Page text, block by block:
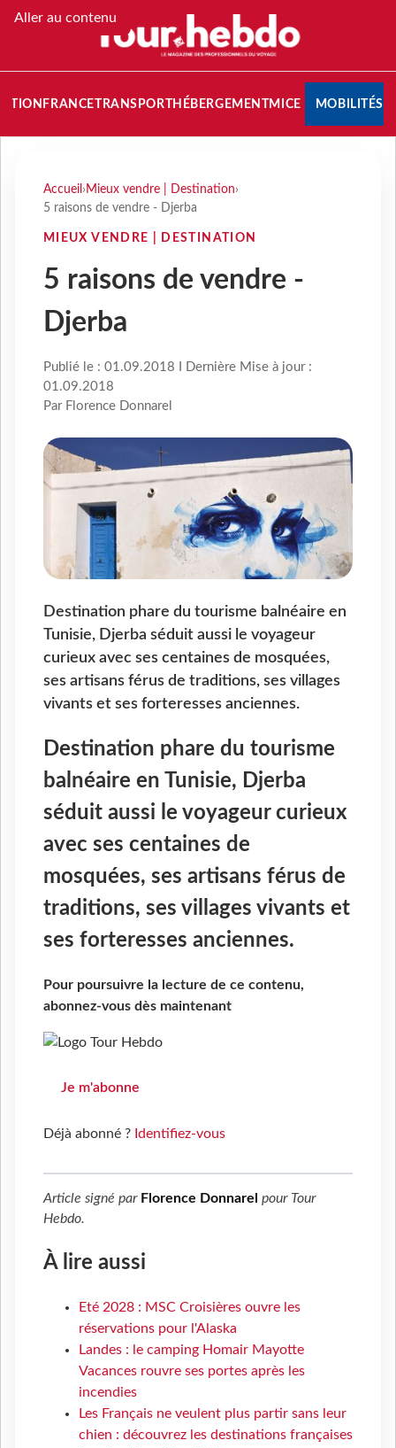
Aller au contenu
FRANCETRANSPORT HÉBERGEMENTMICE MOBILITÉS
Accueil › Mieux vendre | Destination›
5 raisons de vendre - Djerba
MIEUX VENDRE | DESTINATION
5 raisons de vendre -
Djerba
Publié le : 01.09.2018 I Dernière Mise à jour :
01.09.2018
Par Florence Donnarel
Destination phare du tourisme balnéaire en
Tunisie, Djerba séduit aussi le voyageur
curieux avec ses centaines de mosquées,
ses artisans férus de traditions, ses villages
vivants et ses forteresses anciennes.
Destination phare du tourisme
balnéaire en Tunisie, Djerba
séduit aussi le voyageur curieux
avec ses centaines de
mosquées, ses artisans férus de
traditions, ses villages vivants et
ses forteresses anciennes.
Pour poursuivre la lecture de ce contenu,
abonnez-vous dès maintenant
Je m'abonne
Déjà abonné ? Identifiez-vous
Article signé par Florence Donnarel pour Tour
Hebdo.
À lire aussi
Eté 2028 : MSC Croisières ouvre les
réservations pour l'Alaska
Landes : le camping Homair Mayotte
Vacances rouvre ses portes après les
incendies
Les Français ne veulent plus partir sans leur
chien : découvrez les destinations françaises